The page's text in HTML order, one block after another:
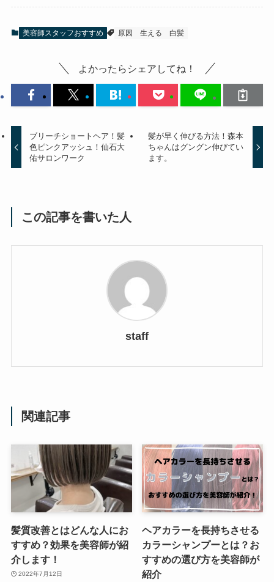
美容師スタッフおすすめ 原因 生える 白髪
よかったらシェアしてね！
ブリーチショートヘア！髪
色ピンクアッシュ！仙石大
佑サロンワーク
髪が早く伸びる方法！森本
ちゃんはグングン伸びてい
ます。
この記事を書いた人
staff
関連記事
髪質改善とはどんな人にお
すすめ？効果を美容師が紹
介します！
2022年7月12日
ヘアカラーを長持ちさせる
カラーシャンプーとは？お
すすめの選び方を美容師が
紹介